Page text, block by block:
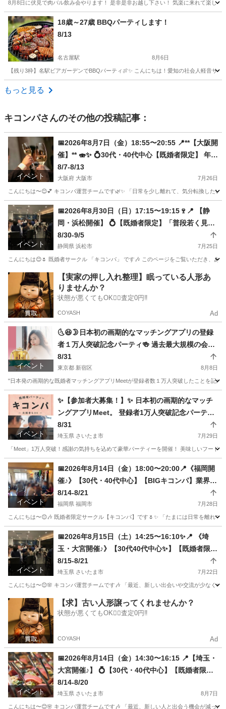
8月8日に伏見で肉バル飲み会やります！ 是非是非お越し下さい！ 気楽に来れて楽し
愛知 名古屋市 伏見駅 パーティー 飲み会
18歳～27歳 BBQパーティします！
8/13
名古屋駅 8月6日
【残り3枠】名駅ビアガーデンでBBQパーティ🍖✨ こんにちは！愛知の社会人軽音サ
愛知 名古屋市
もっと見る
キコンパさんのその他の投稿記事：
イベント
📅2026年8月7日（金）18:55〜20:55 📍**【大阪開
催】** 🍣✨ 💍30代・40代中心【既婚者限定】 年収
1000万円以上の高収入エリート男性を厳選！
8/7-8/13
大阪府 大阪市 7月26日
こんにちは〜😊💕 キコンパ運営チームです🌿✨ 「日常を少し離れて、気分転換した
大阪 大阪市 パーティー 既婚
イベント
📅2026年8月30日（日）17:15〜19:15🍷📍 【静
岡・浜松開催】 💍【既婚者限定】「普段若く見ら
れる」×「初参加」の最強タッグ企画✨ 💖
8/30-9/5
静岡県 浜松市 7月25日
こんにちは😊🌷 既婚者サークル 「キコンパ」 です🎶 このページをご覧いただき、
静岡 浜松市 パーティー 既婚
【実家の押し入れ整理】眠っている人形あ
りませんか？
状態が悪くてもOK🙆‍♀️査定0円‼️
COYASH Ad
イベント
🌜😆🌛日本初の画期的なマッチングアプリの登録
者１万人突破記念パーティ🍻 過去最大規模の会場
で開催！
8/31
東京都 新宿区 8月8日
"日本発の画期的な既婚者マッチングアプリMeetが登録者数１万人突破したことを記
東京 新宿区 パーティー 会場
イベント
✨【参加者大募集！】✨ 日本初の画期的なマッチ
ングアプリMeet。 登録者1万人突破記念パーティ
ーで出会いのチャンスも過去最大へ！！
8/31
埼玉県 さいたま市 7月29日
「Meet」1万人突破！感謝の気持ちを込めて豪華パーティーを開催！ 美味しいフー
埼玉 さいたま市 パーティー
イベント
📅2026年8月14日（金）18:00〜20:00📍《福岡開
催♪》【30代・40代中心】【BIGキコンパ】業界最
大級の完全貸切既婚者パーティー💍✨
8/14-8/21
福岡県 福岡市 7月28日
こんにちは〜😊🎶 既婚者限定サークル【キコンパ】です🌷✨ 「たまには日常を離れ
福岡 福岡市 パーティー 既婚
イベント
📅2026年8月15日（土）14:25〜16:10✨📍 《埼
玉・大宮開催♪》【30代40代中心✨】【既婚者限
定】【30・40代中心】安心の高身長＆高収入男性
が集合💍
8/15-8/21
埼玉県 さいたま市 7月22日
こんにちは〜😊🌸 キコンパ運営チームです🎶 「最近、新しい出会いや交流が少なく
埼玉 さいたま市 セミナー
【求】古い人形譲ってくれませんか？
状態が悪くてもOK🙆‍♀️査定0円‼️
COYASH Ad
イベント
📅2026年8月14日（金）14:30〜16:15 📍【埼玉・
大宮開催♪】 💍【30代・40代中心】【既婚者限
定】 🌸素敵な出会いと楽しい時間を♪既婚者交流
パーティー🌸
8/14-8/20
埼玉県 さいたま市 8月7日
こんにちは〜😊🌸 キコンパ運営チームです🎶 「最近、新しい人と出会う機会が減っ